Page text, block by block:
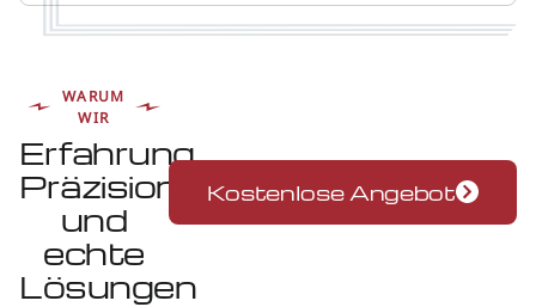
WARUM
WIR
Erfahrung,
Präzision
und
echte
Lösungen
Kostenlose Angebot